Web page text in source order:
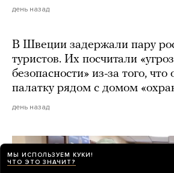
день назад
В Швеции задержали пару
туристов. Их посчитали
безопасности» из-за того, что
палатку рядом с домом
день назад
МЫ ИСПОЛЬЗУЕМ КУКИ!
ЧТО ЭТО ЗНАЧИТ?